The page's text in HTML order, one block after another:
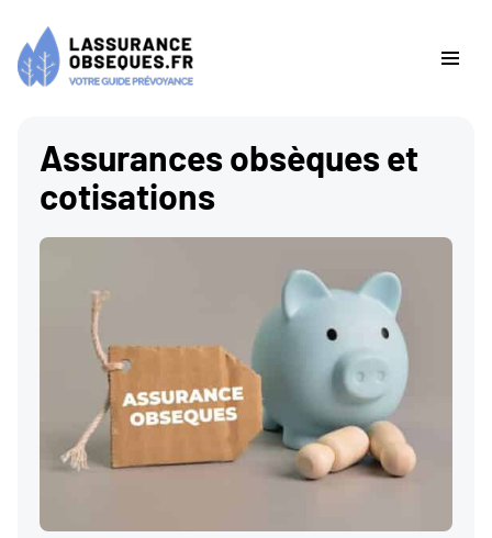
Assurances obsèques et
cotisations